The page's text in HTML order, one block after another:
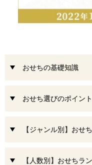
おせちの基礎知識
おせち選びのポイント
【ジャンル別】おせ
【人数別】おせちラ